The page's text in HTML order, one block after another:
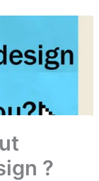
?